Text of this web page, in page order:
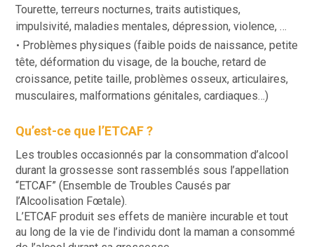
Tourette, terreurs nocturnes, traits autistiques,
impulsivité, maladies mentales, dépression, violence, …
Problèmes physiques (faible poids de naissance, petite
tête, déformation du visage, de la bouche, retard de
croissance, petite taille, problèmes osseux, articulaires,
musculaires, malformations génitales, cardiaques…)
Qu’est-ce que l’ETCAF ?
Les troubles occasionnés par la consommation d’alcool
durant la grossesse sont rassemblés sous l’appellation
“ETCAF” (Ensemble de Troubles Causés par
l’Alcoolisation Fœtale).
L’ETCAF produit ses effets de manière incurable et tout
au long de la vie de l’individu dont la maman a consommé